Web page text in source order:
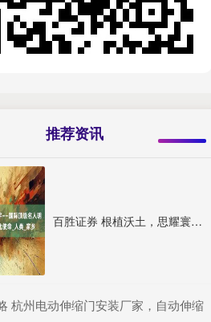
推荐资讯
百胜证券 根植沃土，思耀寰宇——国际顶级名人明星颜廷利的哲学乡愁与文化使命_人类_家乡
杭州电动伸缩门安装厂家，自动伸缩